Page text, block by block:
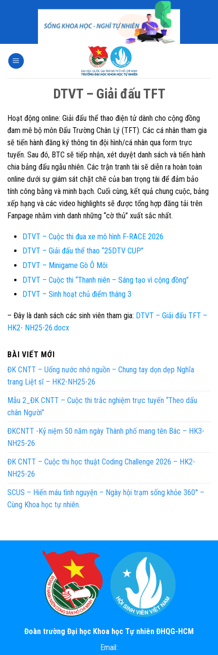
DTVT – Giải đấu TFT
Hoạt động online: Giải đấu thể thao điện tử dành cho cộng đồng
đam mê bộ môn Đấu Trường Chân Lý (TFT). Các cá nhân tham gia
sẽ tiến hành đăng ký thông tin đội hình/cá nhân qua form trực
tuyến. Sau đó, BTC sẽ tiếp nhận, xét duyệt danh sách và tiến hành
chia bảng đấu ngẫu nhiên. Các trận tranh tài sẽ diễn ra hoàn toàn
online dưới sự giám sát chặt chẽ của ban trọng tài để đảm bảo
tính công bằng và minh bạch. Cuối cùng, kết quả chung cuộc, bảng
xếp hạng và các video highlights sẽ được tổng hợp đăng tải trên
Fanpage nhằm vinh danh những “cờ thủ” xuất sắc nhất.
DTVT – Cuộc thi đua xe mô hình F-RACE 2026
DTVT – Giải đấu thể thao “25DTV CUP”
DTVT – Minigame Gò Ô Môi
DTVT – Cuộc thi “Thanh niên – Sáng tạo vì cộng đồng”
DTVT – Sinh hoạt chủ điểm tháng 3
– Đây là danh sách các sinh viên tham gia: DTVT – Giải đấu TFT –
HK2- NH25-26.docx
BÀI VIẾT MỚI
ĐK CNTT – Uống nước nhớ nguồn – Chung tay dọn dẹp Nghĩa
trang Liệt sĩ – HK2-NH25-26
Mẫu 2_ĐK CNTT – Cuộc thi trắc nghiệm trực tuyến “Theo dấu
chân Người”
ĐKCNTT -Kỷ niệm 50 năm ngày Thành phố mang tên Bác – HK3-
NH25-26
ĐK CNTT – Cuộc thi học thuật Coding Challenge 2026 – HK2-
NH25-26
SCUS – Hiến máu tình nguyện – Ngày hội trạm sống khỏe 360° –
Cùng Khoa học tự nhiên.
Đoàn trường Đại học Khoa học Tự nhiên ĐHQG-HCM
Email: